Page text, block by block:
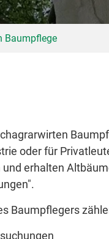
Baumpflege
oder für
erhalten
Baumpflegers